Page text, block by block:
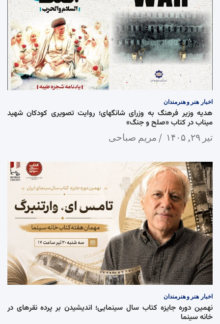
اخبار هنر و هنرمندان
هدیه وزیر فرهنگ به وزرای شانگهای؛ روایت تصویری کودکان شهید
میناب در کتاب «صلح و جنگ»
تیر ۲۹, ۱۴۰۵ مریم صباحی
اخبار هنر و هنرمندان
نهمین دوره جایزه کتاب سال سینمایی؛ اندیشیدن بر پرده نقرهای در
خانه سینما